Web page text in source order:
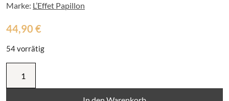
Marke: L’Effet Papillon
44,90 €
54 vorrätig
Bettdecke
+